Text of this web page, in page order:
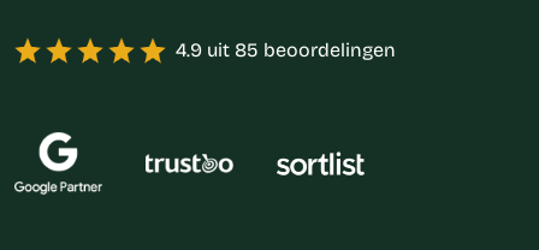
4.9 uit 85 beoordelingen